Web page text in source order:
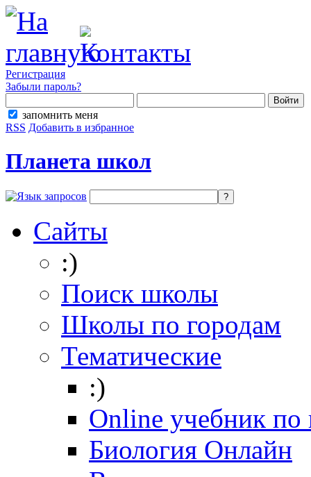
Регистрация
Забыли пароль?
запомнить меня
RSS Добавить в избранное
Планета школ
Сайты
:)
Поиск школы
Школы по городам
Тематические
:)
Online учебник по
Биология Онлайн